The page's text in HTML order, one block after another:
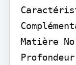
Matière